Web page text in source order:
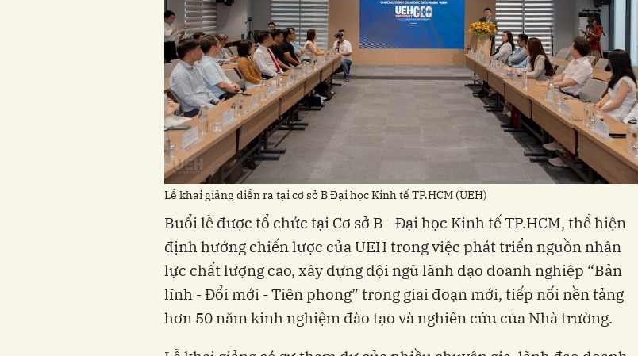
Lễ khai giảng diễn ra tại cơ sở B Đại học Kinh tế TP.HCM (UEH)
Buổi lễ được tổ chức tại Cơ sở B - Đại học Kinh tế TP.HCM, thể hiện
định hướng chiến lược của UEH trong việc phát triển nguồn nhân
lực chất lượng cao, xây dựng đội ngũ lãnh đạo doanh nghiệp “Bản
lĩnh - Đổi mới - Tiên phong” trong giai đoạn mới, tiếp nối nền tảng
hơn 50 năm kinh nghiệm đào tạo và nghiên cứu của Nhà trường.